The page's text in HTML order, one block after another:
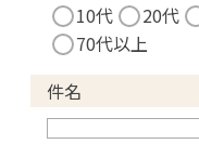
10代
20代
70代以上
件名